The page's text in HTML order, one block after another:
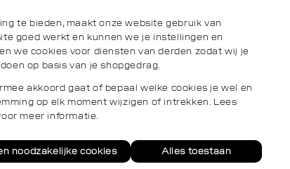
Privacy- en cookieverklaringAlgemene Voorwaarden
te bieden, maakt onze website gebruik van
goed werkt en kunnen we je instellingen en
we cookies voor diensten van derden zodat wij je
op basis van je shopgedrag.
akkoord gaat of bepaal welke cookies je wel en
op elk moment wijzigen of intrekken. Lees
meer informatie.
Alles toestaan
noodzakelijke cookies